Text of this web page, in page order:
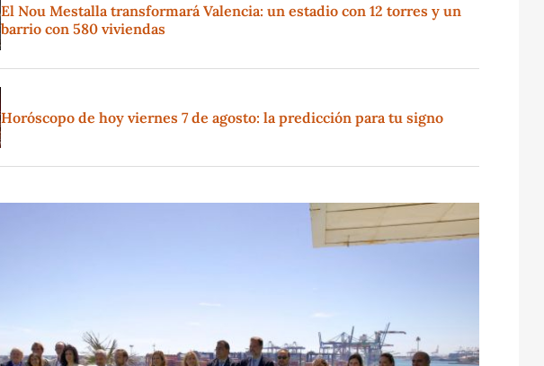
El Nou Mestalla transformará Valencia: un estadio con 12 torres y un
barrio con 580 viviendas
Horóscopo de hoy viernes 7 de agosto: la predicción para tu signo